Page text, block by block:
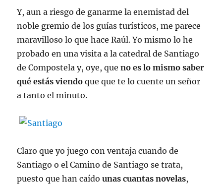
Y, aun a riesgo de ganarme la enemistad del
noble gremio de los guías turísticos, me parece
maravilloso lo que hace Raúl. Yo mismo lo he
probado en una visita a la catedral de Santiago
de Compostela y, oye, queno es lo mismo saber
qué estás viendo que que te lo cuente un señor
a tanto el minuto.
Claro que yo juego con ventaja cuando de
Santiago o el Camino de Santiago se trata,
puesto que han caídounas cuantas novelas,